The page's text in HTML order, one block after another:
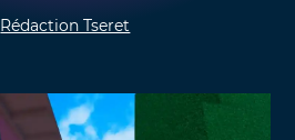
Rédaction Tseret